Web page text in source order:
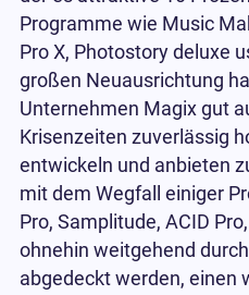
Programme wie Music
Pro X, Photostory deluxe
großen Neuausrichtung
Unternehmen Magix gut
Krisenzeiten zuverlässig
entwickeln und anbieten
mit dem Wegfall einiger
Pro, Samplitude, ACID
ohnehin weitgehend
abgedeckt werden, einen